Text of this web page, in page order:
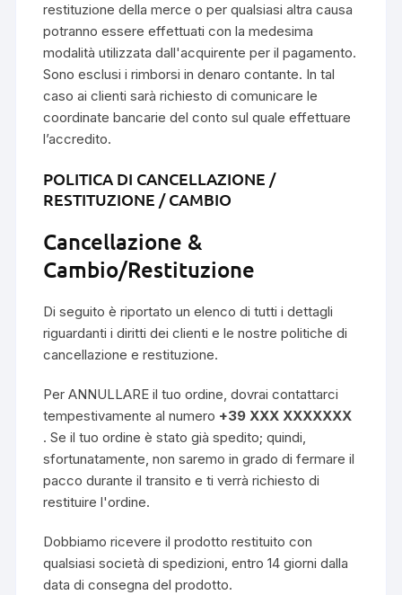
restituzione della merce o per qualsiasi altra causa
potranno essere effettuati con la medesima
modalità utilizzata dall'acquirente per il pagamento.
Sono esclusi i rimborsi in denaro contante. In tal
caso ai clienti sarà richiesto di comunicare le
coordinate bancarie del conto sul quale effettuare
l’accredito.
POLITICA DI CANCELLAZIONE /
RESTITUZIONE / CAMBIO
Cancellazione &
Cambio/Restituzione
Di seguito è riportato un elenco di tutti i dettagli
riguardanti i diritti dei clienti e le nostre politiche di
cancellazione e restituzione.
Per ANNULLARE il tuo ordine, dovrai contattarci
tempestivamente al numero +39 XXX XXXXXXX
. Se il tuo ordine è stato già spedito; quindi,
sfortunatamente, non saremo in grado di fermare il
pacco durante il transito e ti verrà richiesto di
restituire l'ordine.
Dobbiamo ricevere il prodotto restituito con
qualsiasi società di spedizioni, entro 14 giorni dalla
data di consegna del prodotto.